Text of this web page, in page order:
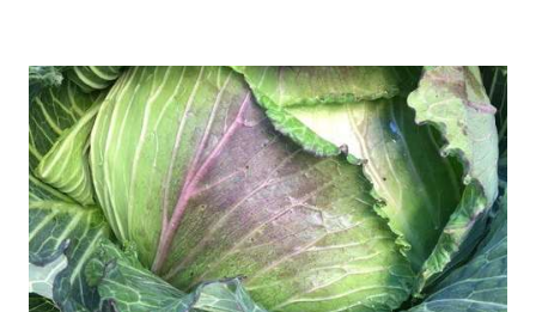
RÉSULTATS